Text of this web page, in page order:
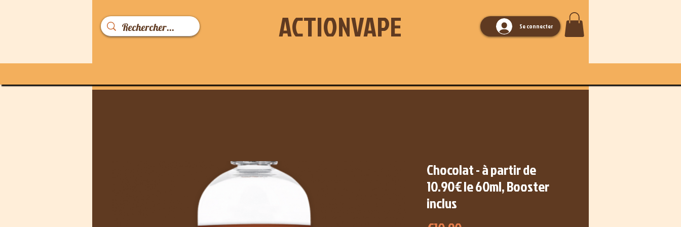
ACTIONVAPE Se connecter
Chocolat - à partir de
10.90€ le 60ml, Booster
inclus